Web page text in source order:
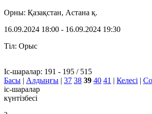
Орны: Қазақстан, Астана қ.
16.09.2024 18:00 - 16.09.2024 19:30
Тіл: Орыс
Іс-шаралар: 191 - 195 / 515
Басы | Алдыңғы | 37 38 39 40 41 | Келесі |
іс-шаралар
күнтізбесі